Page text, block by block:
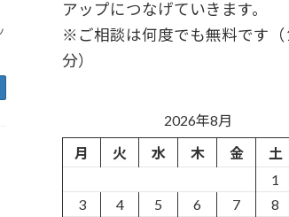
アップにつなげていきます。
※ご相談は何度でも無料です（
分）
2026年8月
月
火 水 木 金 土
1
3
4 5 6 7 8